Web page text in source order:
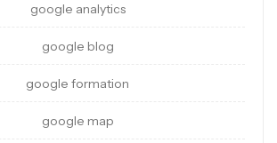
google analytics
google blog
google formation
google map